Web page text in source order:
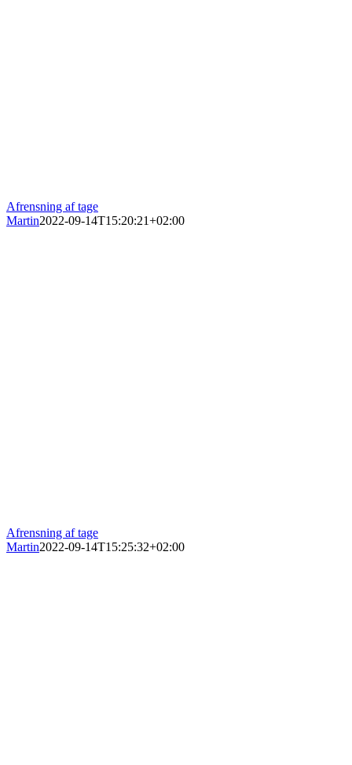
Afrensning af tage
Martin2022-09-14T15:20:21+02:00
Afrensning af tage
Martin2022-09-14T15:25:32+02:00